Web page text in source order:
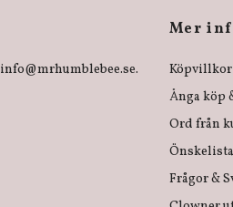
info@mrhumblebee.se.
Mer
Köpvillkor
Ånga köp
Ord från
Önskelista
Frågor &